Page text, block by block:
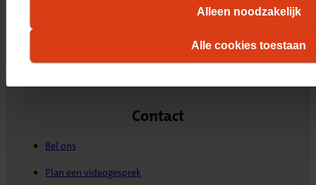
Alle cookies toestaan
Alleen noodzakelijk
Expat Health Service
Contact
Bel ons
Plan een videogesprek